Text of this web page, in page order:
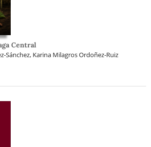
Central
Sánchez, Karina Milagros Ordoñez-Ruiz